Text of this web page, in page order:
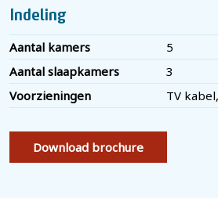
- Gebruiksoppervlakte 109 m²
- Overig inpandige ruimte,
- Inhoud 438 m³
- Energielabel F
clausule, ouderdoms-clausule en
Indeling
Aantal kamers
5
Aantal slaapkamers
3
Voorzieningen
TV
Download brochure